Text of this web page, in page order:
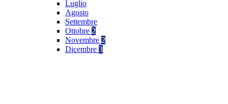
Luglio
Agosto
Settembre
Ottobre 2
Novembre 2
Dicembre 3